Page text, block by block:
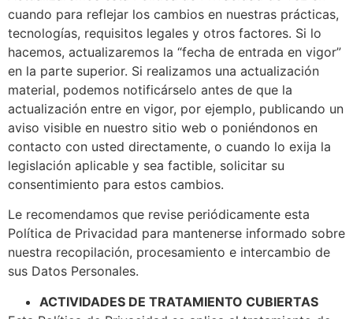
cuando para reflejar los cambios en nuestras prácticas,
tecnologías, requisitos legales y otros factores. Si lo
hacemos, actualizaremos la “fecha de entrada en vigor”
en la parte superior. Si realizamos una actualización
material, podemos notificárselo antes de que la
actualización entre en vigor, por ejemplo, publicando un
aviso visible en nuestro sitio web o poniéndonos en
contacto con usted directamente, o cuando lo exija la
legislación aplicable y sea factible, solicitar su
consentimiento para estos cambios.
Le recomendamos que revise periódicamente esta
Política de Privacidad para mantenerse informado sobre
nuestra recopilación, procesamiento e intercambio de
sus Datos Personales.
ACTIVIDADES DE TRATAMIENTO CUBIERTAS